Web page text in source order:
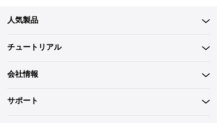
人気製品
チュートリアル
会社情報
サポート